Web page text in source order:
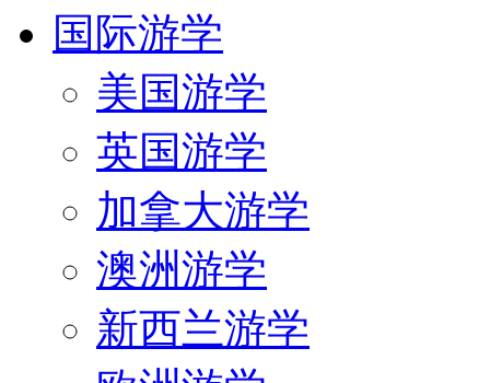
国际游学
美国游学
英国游学
加拿大游学
澳洲游学
新西兰游学